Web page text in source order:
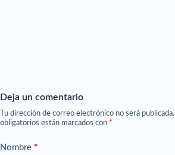
Deja un comentario
Tu dirección de correo electrónico no será publicada.
obligatorios están marcados con *
Nombre *